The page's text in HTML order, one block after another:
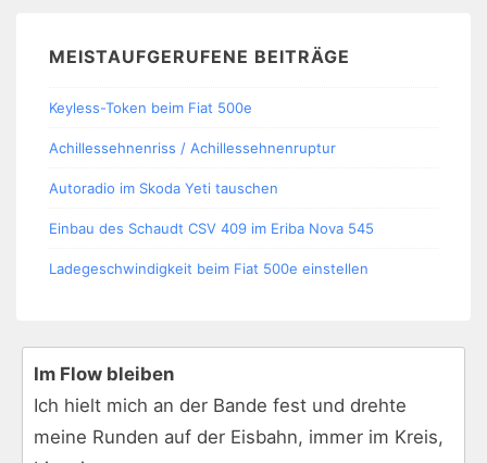
MEISTAUFGERUFENE BEITRÄGE
Keyless-Token beim Fiat 500e
Achillessehnenriss / Achillessehnenruptur
Autoradio im Skoda Yeti tauschen
Einbau des Schaudt CSV 409 im Eriba Nova 545
Ladegeschwindigkeit beim Fiat 500e einstellen
Im Flow bleiben
Ich hielt mich an der Bande fest und drehte
meine Runden auf der Eisbahn, immer im Kreis,